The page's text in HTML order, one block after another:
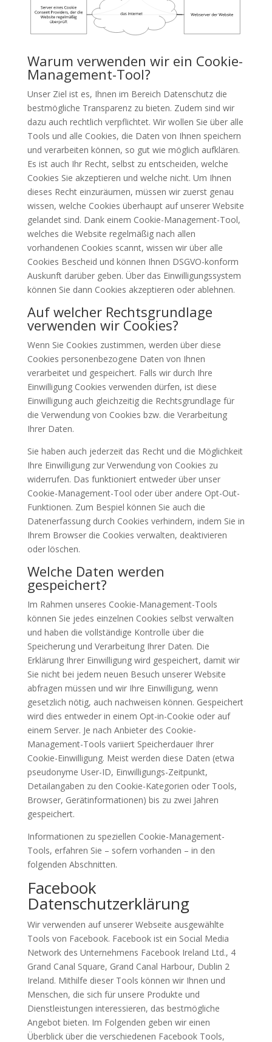
Warum verwenden wir ein Cookie-
Management-Tool?
Unser Ziel ist es, Ihnen im Bereich Datenschutz die
bestmögliche Transparenz zu bieten. Zudem sind wir
dazu auch rechtlich verpflichtet. Wir wollen Sie über alle
Tools und alle Cookies, die Daten von Ihnen speichern
und verarbeiten können, so gut wie möglich aufklären.
Es ist auch Ihr Recht, selbst zu entscheiden, welche
Cookies Sie akzeptieren und welche nicht. Um Ihnen
dieses Recht einzuräumen, müssen wir zuerst genau
wissen, welche Cookies überhaupt auf unserer Website
gelandet sind. Dank einem Cookie-Management-Tool,
welches die Website regelmäßig nach allen
vorhandenen Cookies scannt, wissen wir über alle
Cookies Bescheid und können Ihnen DSGVO-konform
Auskunft darüber geben. Über das Einwilligungssystem
können Sie dann Cookies akzeptieren oder ablehnen.
Auf welcher Rechtsgrundlage
verwenden wir Cookies?
Wenn Sie Cookies zustimmen, werden über diese
Cookies personenbezogene Daten von Ihnen
verarbeitet und gespeichert. Falls wir durch Ihre
Einwilligung Cookies verwenden dürfen, ist diese
Einwilligung auch gleichzeitig die Rechtsgrundlage für
die Verwendung von Cookies bzw. die Verarbeitung
Ihrer Daten.
Sie haben auch jederzeit das Recht und die Möglichkeit
Ihre Einwilligung zur Verwendung von Cookies zu
widerrufen. Das funktioniert entweder über unser
Cookie-Management-Tool oder über andere Opt-Out-
Funktionen. Zum Bespiel können Sie auch die
Datenerfassung durch Cookies verhindern, indem Sie in
Ihrem Browser die Cookies verwalten, deaktivieren
oder löschen.
Welche Daten werden
gespeichert?
Im Rahmen unseres Cookie-Management-Tools
können Sie jedes einzelnen Cookies selbst verwalten
und haben die vollständige Kontrolle über die
Speicherung und Verarbeitung Ihrer Daten. Die
Erklärung Ihrer Einwilligung wird gespeichert, damit wir
Sie nicht bei jedem neuen Besuch unserer Website
abfragen müssen und wir Ihre Einwilligung, wenn
gesetzlich nötig, auch nachweisen können. Gespeichert
wird dies entweder in einem Opt-in-Cookie oder auf
einem Server. Je nach Anbieter des Cookie-
Management-Tools variiert Speicherdauer Ihrer
Cookie-Einwilligung. Meist werden diese Daten (etwa
pseudonyme User-ID, Einwilligungs-Zeitpunkt,
Detailangaben zu den Cookie-Kategorien oder Tools,
Browser, Gerätinformationen) bis zu zwei Jahren
gespeichert.
Informationen zu speziellen Cookie-Management-
Tools, erfahren Sie – sofern vorhanden – in den
folgenden Abschnitten.
Facebook
Datenschutzerklärung
Wir verwenden auf unserer Webseite ausgewählte
Tools von Facebook. Facebook ist ein Social Media
Network des Unternehmens Facebook Ireland Ltd., 4
Grand Canal Square, Grand Canal Harbour, Dublin 2
Ireland. Mithilfe dieser Tools können wir Ihnen und
Menschen, die sich für unsere Produkte und
Dienstleistungen interessieren, das bestmögliche
Angebot bieten. Im Folgenden geben wir einen
Überblick über die verschiedenen Facebook Tools,